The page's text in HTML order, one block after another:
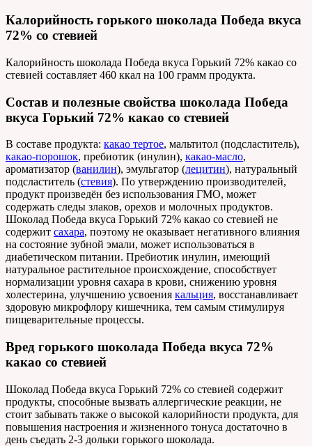
Калорийность горького шоколада Победа вкуса
72% со стевией
Калорийность шоколада Победа вкуса Горький 72% какао со
стевией составляет 460 ккал на 100 грамм продукта.
Состав и полезные свойства шоколада Победа
вкуса Горький 72% какао со стевией
В составе продукта: какао тертое, мальтитол (подсластитель),
какао-порошок, пребиотик (инулин), какао-масло,
ароматизатор (ванилин), эмульгатор (лецитин), натуральный
подсластитель (стевия). По утверждению производителей,
продукт произведён без использования ГМО, может
содержать следы злаков, орехов и молочных продуктов.
Шоколад Победа вкуса Горький 72% какао со стевией не
содержит сахара, поэтому не оказывает негативного влияния
на состояние зубной эмали, может использоваться в
диабетическом питании. Пребиотик инулин, имеющий
натуральное растительное происхождение, способствует
нормализации уровня сахара в крови, снижению уровня
холестерина, улучшению усвоения кальция, восстанавливает
здоровую микрофлору кишечника, тем самым стимулируя
пищеварительные процессы.
Вред горького шоколада Победа вкуса 72%
какао со стевией
Шоколад Победа вкуса Горький 72% со стевией содержит
продукты, способные вызвать аллергические реакции, не
стоит забывать также о высокой калорийности продукта, для
повышения настроения и жизненного тонуса достаточно в
день съедать 2-3 дольки горького шоколада.